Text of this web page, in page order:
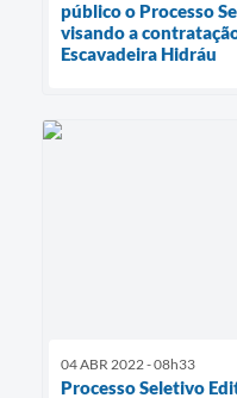
público o Processo
visando a
Escavadeira Hidráu
04 ABR 2022 - 08h33
Processo Seletivo